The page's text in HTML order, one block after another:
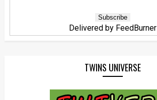
Delivered by FeedBurner
TWINS UNIVERSE